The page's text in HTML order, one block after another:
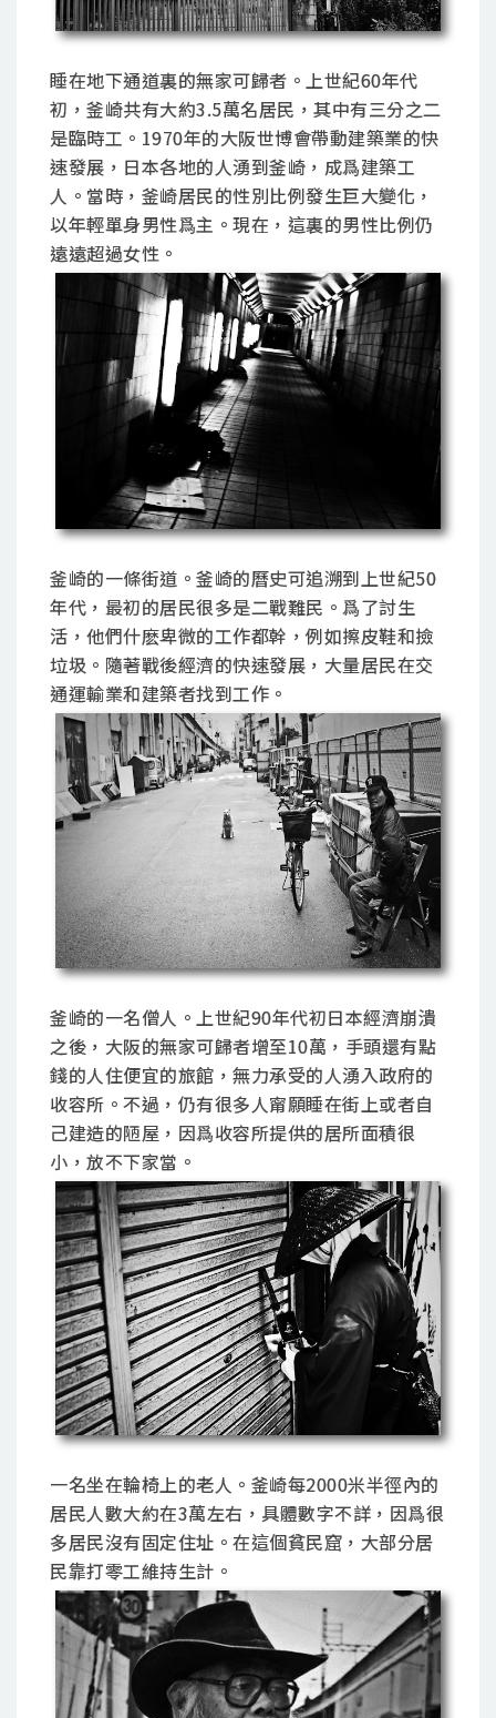
睡在地下通道裏的無家可歸者。上世紀60年代
初，釜崎共有大約3.5萬名居民，其中有三分之二
是臨時工。1970年的大阪世博會帶動建築業的快
速發展，日本各地的人湧到釜崎，成爲建築工
人。當時，釜崎居民的性別比例發生巨大變化，
以年輕單身男性爲主。現在，這裏的男性比例仍
遠遠超過女性。
釜崎的一條街道。釜崎的曆史可追溯到上世紀50
年代，最初的居民很多是二戰難民。爲了討生
活，他們什麽卑微的工作都幹，例如擦皮鞋和撿
垃圾。隨著戰後經濟的快速發展，大量居民在交
通運輸業和建築者找到工作。
釜崎的一名僧人。上世紀90年代初日本經濟崩潰
之後，大阪的無家可歸者增至10萬，手頭還有點
錢的人住便宜的旅館，無力承受的人湧入政府的
收容所。不過，仍有很多人甯願睡在街上或者自
己建造的陋屋，因爲收容所提供的居所面積很
小，放不下家當。
一名坐在輪椅上的老人。釜崎每2000米半徑內的
居民人數大約在3萬左右，具體數字不詳，因爲很
多居民沒有固定住址。在這個貧民窟，大部分居
民靠打零工維持生計。